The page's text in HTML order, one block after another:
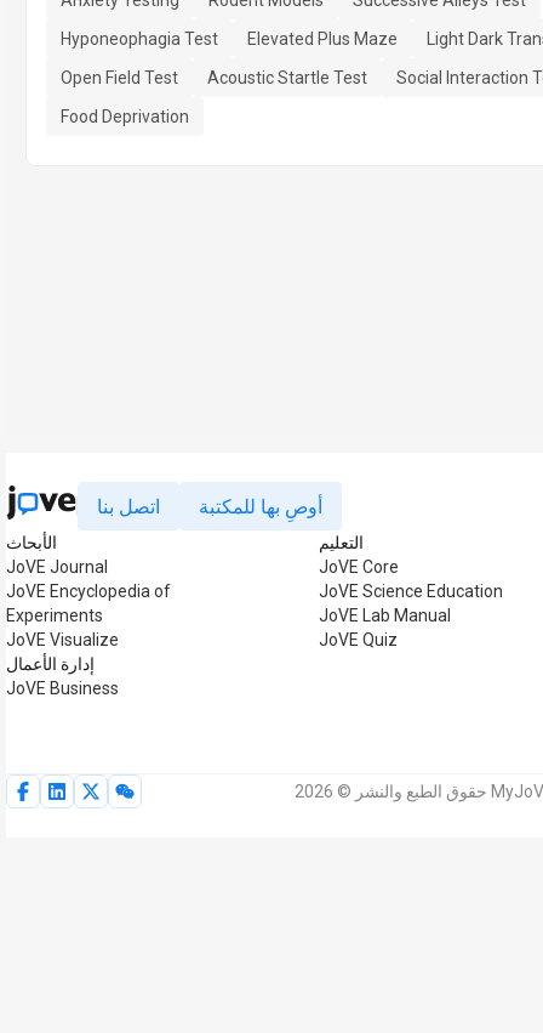
Hyponeophagia Test
Elevated Plus Maze
Light Dark
Open Field Test
Acoustic Startle Test
Social Interaction
Food Deprivation
اتصل بنا أوصِ بها للمكتبة
الأبحاث
JoVE Journal
JoVE Encyclopedia of
Experiments
JoVE Visualize
إدارة الأعمال
JoVE Business
التعليم
JoVE Core
JoVE Science Education
JoVE Lab Manual
JoVE Quiz